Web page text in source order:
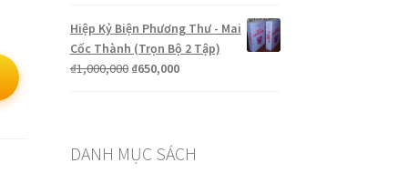
Hiệp Kỷ Biện Phương Thư - Mai
Cốc Thành (Trọn Bộ 2 Tập)
₫1,000,000 Giá
₫650,000Giá
₫650,000.
DANH MỤC SÁCH